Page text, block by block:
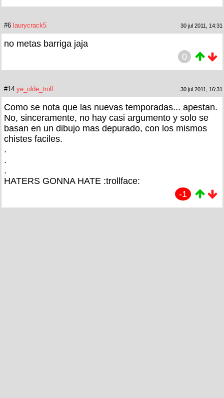
#6 laurycrack5 30 jul 2011, 14:31
no metas barriga jaja
0
#14 ye_olde_troll 30 jul 2011, 16:31
Como se nota que las nuevas temporadas... apestan.
No, sinceramente, no hay casi argumento y solo se
basan en un dibujo mas depurado, con los mismos
chistes faciles.
.
.
.
HATERS GONNA HATE :trollface:
-1